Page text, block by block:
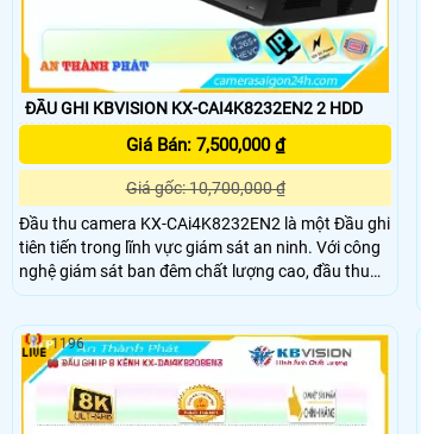
ĐẦU GHI KBVISION KX-CAI4K8232EN2 2 HDD
Giá Bán: 7,500,000 ₫
Giá gốc: 10,700,000 ₫
Đầu thu camera KX-CAi4K8232EN2 là một Đầu ghi
tiên tiến trong lĩnh vực giám sát an ninh. Với công
nghệ giám sát ban đêm chất lượng cao, đầu thu
này đảm bảo khả năng quan sát trong môi trường
định, đạt độ phân giải 16 MP để cung cấp hình ảnh
rõ nét
1196